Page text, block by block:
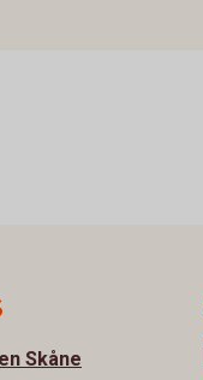
Skåne